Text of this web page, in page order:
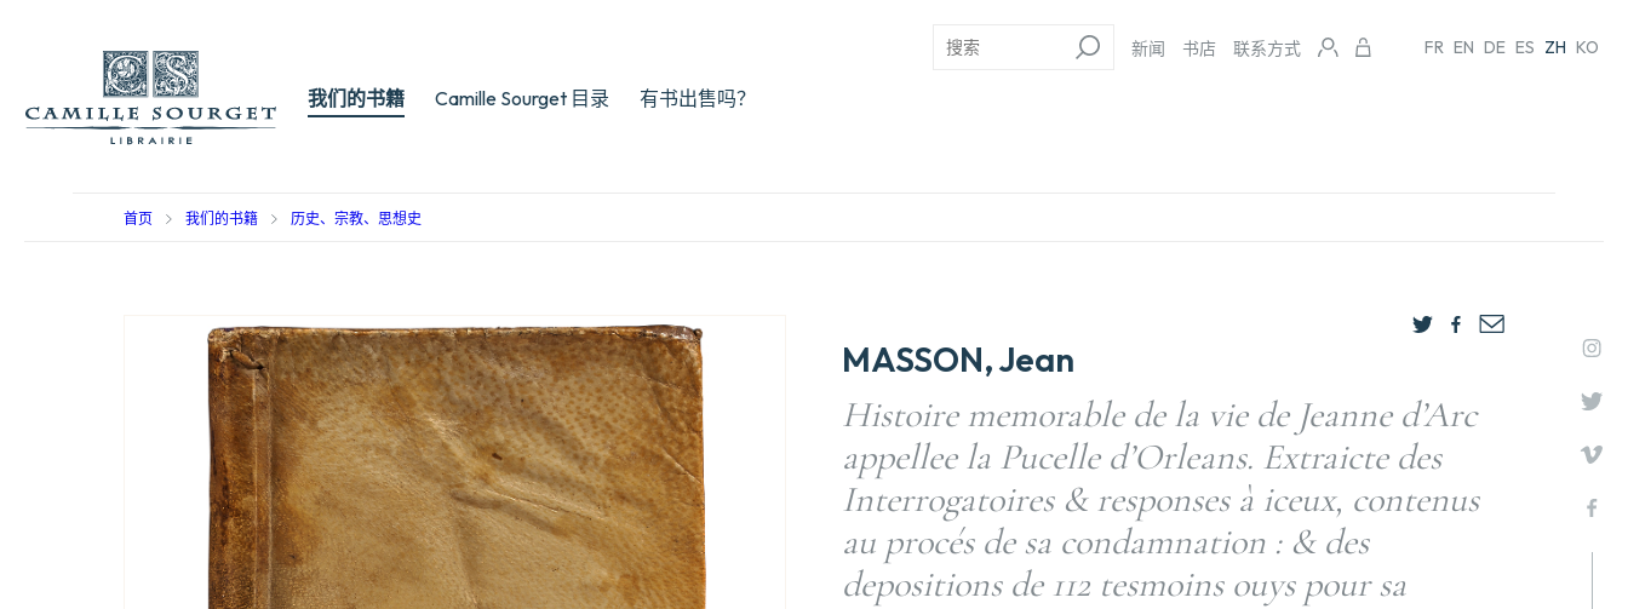
我们的书籍 Camille Sourget 目录 有书出售吗？
新闻 书店 联系方式 FR EN DE ES ZH KO
首页 我们的书籍 历史、宗教、思想史
MASSON, Jean
Histoire memorable de la vie de Jeanne d’Arc
appellee la Pucelle d’Orleans. Extraicte des
Interrogatoires & responses à iceux, contenus
au procés de sa condamnation : & des
depositions de 112 tesmoins ouys pour sa